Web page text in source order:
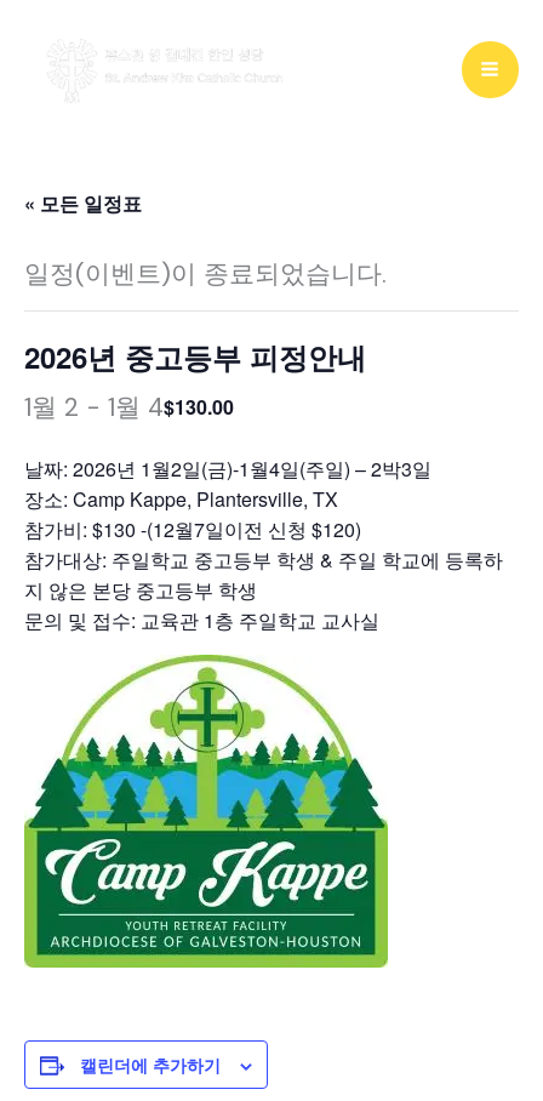
« 모든 일정표
일정(이벤트)이 종료되었습니다.
2026년 중고등부 피정안내
1월 2 - 1월 4$130.00
날짜: 2026년 1월2일(금)-1월4일(주일) – 2박3일
장소: Camp Kappe, Plantersville, TX
참가비: $130 -(12월7일이전 신청 $120)
참가대상: 주일학교 중고등부 학생 & 주일 학교에 등록하
지 않은 본당 중고등부 학생
문의 및 접수: 교육관 1층 주일학교 교사실
캘린더에 추가하기